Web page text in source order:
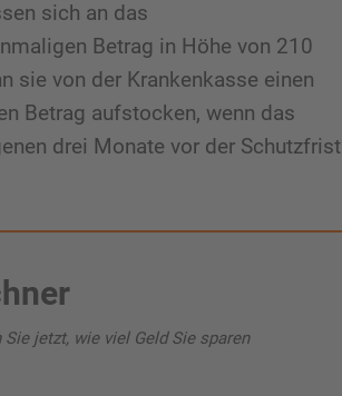
sich an das
Betrag in Höhe von 210
sie von der Krankenkasse einen
Betrag aufstocken, wenn das
drei Monate vor der Schutzfrist
jetzt, wie viel Geld Sie sparen